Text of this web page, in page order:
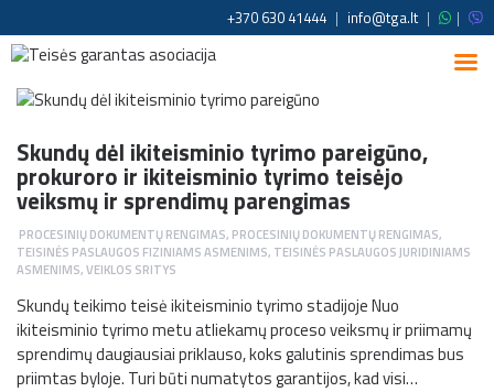
+370 630 41444 | info@tga.lt | |
Skundų dėl ikiteisminio tyrimo pareigūno,
prokuroro ir ikiteisminio tyrimo teisėjo
veiksmų ir sprendimų parengimas
PROCESINIŲ DOKUMENTŲ RENGIMAS, PROCESINIŲ DOKUMENTŲ RENGIMAS,
TEISINĖS PASLAUGOS FIZINIAMS ASMENIMS, TEISINĖS PASLAUGOS JURIDINIAMS
ASMENIMS,VEIKLOS SRITYS
Skundų teikimo teisė ikiteisminio tyrimo stadijoje Nuo
ikiteisminio tyrimo metu atliekamų proceso veiksmų ir priimamų
sprendimų daugiausiai priklauso, koks galutinis sprendimas bus
priimtas byloje. Turi būti numatytos garantijos, kad visi…